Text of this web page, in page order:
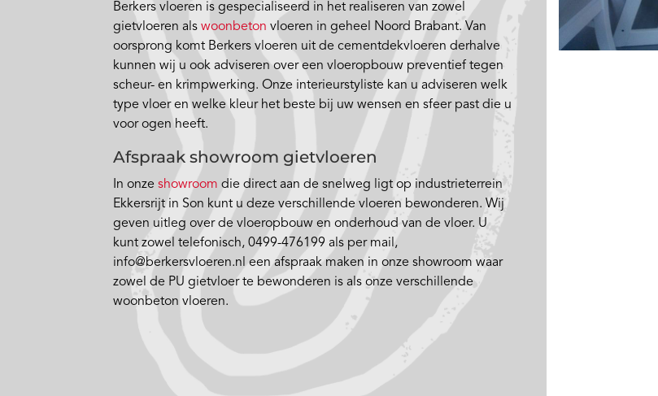
Berkers vloeren is gespecialiseerd in het realiseren van zowel
gietvloeren alswoonbeton vloeren in geheel Noord Brabant. Van
oorsprong komt Berkers vloeren uit de cementdekvloeren derhalve
kunnen wij u ook adviseren over een vloeropbouw preventief tegen
scheur- en krimpwerking. Onze interieurstyliste kan u adviseren welk
type vloer en welke kleur het beste bij uw wensen en sfeer past die u
voor ogen heeft.
Afspraak showroom gietvloeren
In onzeshowroom die direct aan de snelweg ligt op industrieterrein
Ekkersrijt in Son kunt u deze verschillende vloeren bewonderen. Wij
geven uitleg over de vloeropbouw en onderhoud van de vloer. U
kunt zowel telefonisch, 0499-476199 als per mail,
info@berkersvloeren.nl een afspraak maken in onze showroom waar
zowel de PU gietvloer te bewonderen is als onze verschillende
woonbeton vloeren.